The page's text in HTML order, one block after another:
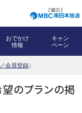
おでかけ
情報
キャン
ペーン
会員登録）
のプランの掲